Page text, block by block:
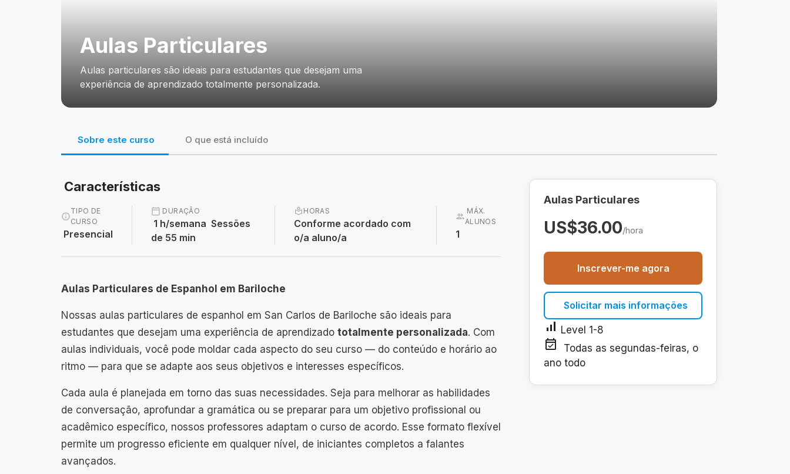
Aulas Particulares
Aulas particulares são ideais para estudantes que desejam uma
experiência de aprendizado totalmente personalizada.
Sobre este curso O que está incluído
Características
info
TIPO DE
CURSO
Presencial
calendar_today DURAÇÃO
1 h/semana Sessões
de 55 min
local_library HORAS
Conforme acordado com
o/a aluno/a
group
MÁX.
ALUNOS
1
Aulas Particulares de Espanhol em Bariloche
Nossas aulas particulares de espanhol em San Carlos de Bariloche são ideais para
estudantes que desejam uma experiência de aprendizado totalmente personalizada. Com
aulas individuais, você pode moldar cada aspecto do seu curso — do conteúdo e horário ao
ritmo — para que se adapte aos seus objetivos e interesses específicos.
Cada aula é planejada em torno das suas necessidades. Seja para melhorar as habilidades
de conversação, aprofundar a gramática ou se preparar para um objetivo profissional ou
acadêmico específico, nossos professores adaptam o curso de acordo. Esse formato flexível
permite um progresso eficiente em qualquer nível, de iniciantes completos a falantes
avançados.
Aulas Particulares
US$36.00/hora
Inscrever-me agora
Solicitar mais informações
signal_cellular_alt Level 1-8
event_available
Todas as segundas-feiras, o
ano todo